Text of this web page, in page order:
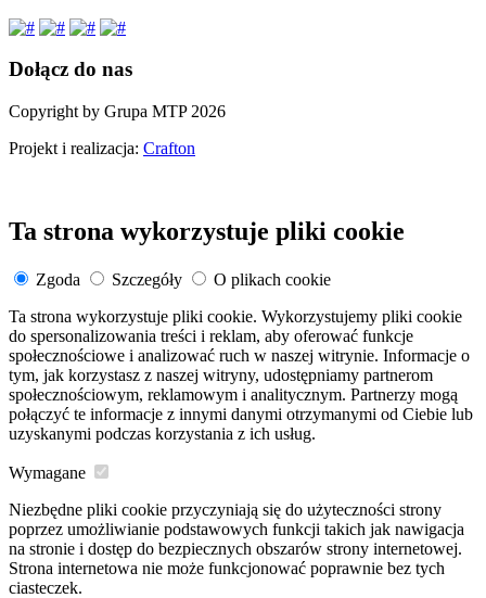
Dołącz do nas
Copyright by Grupa MTP 2026
Projekt i realizacja: Crafton
Ta strona wykorzystuje pliki cookie
Zgoda Szczegóły
O plikach cookie
Ta strona wykorzystuje pliki cookie. Wykorzystujemy pliki cookie
do spersonalizowania treści i reklam, aby oferować funkcje
społecznościowe i analizować ruch w naszej witrynie. Informacje o
tym, jak korzystasz z naszej witryny, udostępniamy partnerom
społecznościowym, reklamowym i analitycznym. Partnerzy mogą
połączyć te informacje z innymi danymi otrzymanymi od Ciebie lub
uzyskanymi podczas korzystania z ich usług.
Wymagane
Niezbędne pliki cookie przyczyniają się do użyteczności strony
poprzez umożliwianie podstawowych funkcji takich jak nawigacja
na stronie i dostęp do bezpiecznych obszarów strony internetowej.
Strona internetowa nie może funkcjonować poprawnie bez tych
ciasteczek.